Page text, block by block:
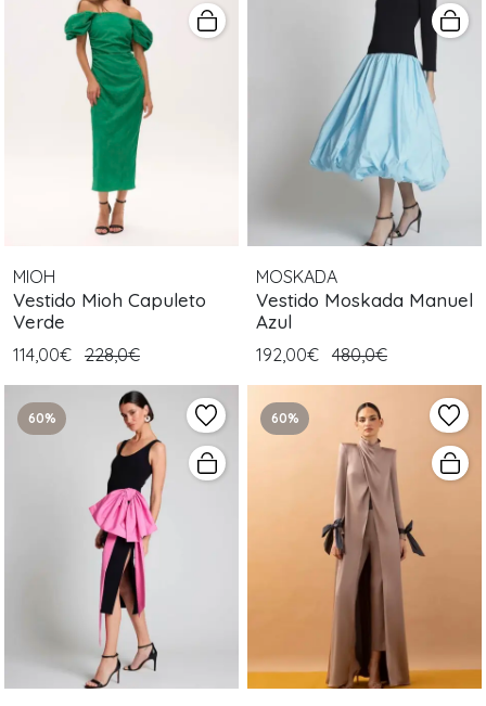
MIOH
Vestido Mioh Capuleto
Verde
114,00€ 228,0€
MOSKADA
Vestido Moskada Manuel
Azul
192,00€ 480,0€
60% 60%